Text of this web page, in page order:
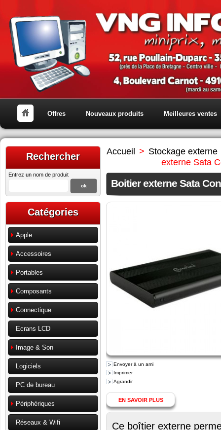
Offres Nouveaux produits Meilleures ventes
Rechercher
Entrez un nom de produit
Catégories
Apple
Accessoires
Portables
Composants
Connectique
Ecrans LCD
Image & Son
Logiciels
PC de bureau
Périphériques
Réseaux & Wifi
Accueil > Stockage externe
externe Sata
Boitier externe Sata
Envoyer à un ami
Imprimer
Agrandir
EN SAVOIR PLUS
Ce boîtier externe